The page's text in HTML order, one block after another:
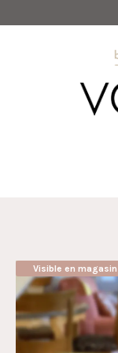
AUBAINE !
Visible en magasin